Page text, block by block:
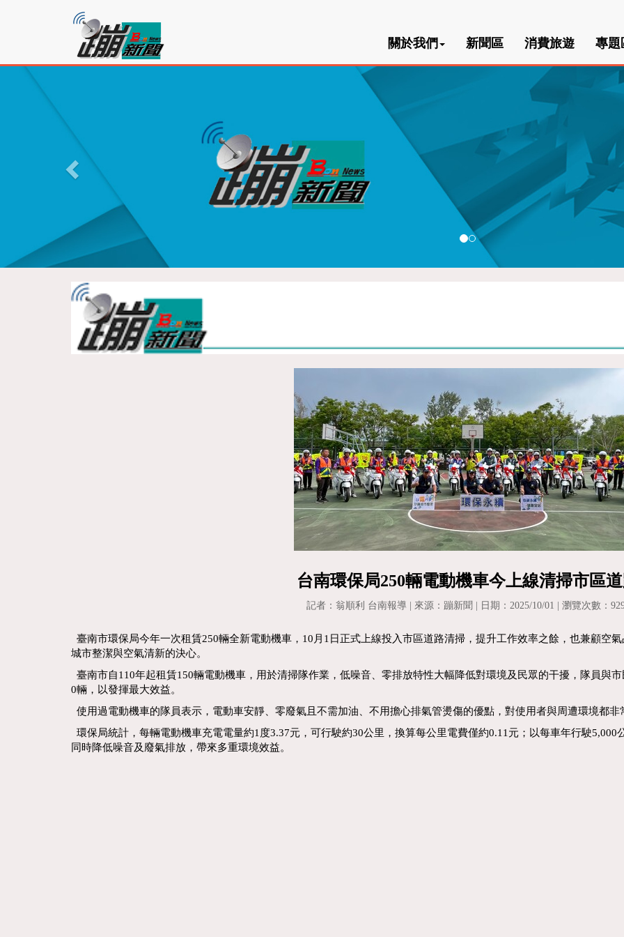
蹦
新
聞
關於我們 新聞區 消費旅遊 專題
v
o
台南環保局250輛電動機車今上線清掃市區
記者：翁順利 台南報導 | 來源：蹦新聞 | 日期：2025/10/01 | 瀏覽次數：
臺南市環保局今年一次租賃250輛全新電動機車，10月1日正式上線投入市區道路清掃，提升工作效率之餘，也兼顧空
城市整潔與空氣清新的決心。
臺南市自110年起租賃150輛電動機車，用於清掃隊作業，低噪音、零排放特性大幅降低對環境及民眾的干擾，隊員與
0輛，以發揮最大效益。
使用過電動機車的隊員表示，電動車安靜、零廢氣且不需加油、不用擔心排氣管燙傷的優點，對使用者與周遭環境都
環保局統計，每輛電動機車充電電量約1度3.37元，可行駛約30公里，換算每公里電費僅約0.11元；以每車年行駛
同時降低噪音及廢氣排放，帶來多重環境效益。